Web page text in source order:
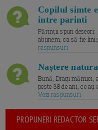
Copilul simte
intre parinti
Părinții spun deseori:
abținem, ca să fie
raspunsuri
Naștere
Bună, Dragi mămici,
peste 38 de ani, ce
Vezi raspunsuri
PROPUNERI REDACTOR